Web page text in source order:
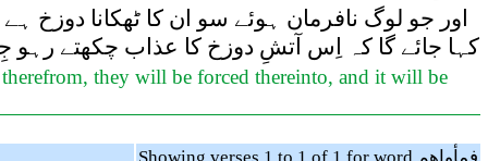
اور جو لوگ نافرمان ہوئے سو ان کا ٹھکانا دوزخ
کہا جائے گا کہ اِس آتشِ دوزخ کا عذاب چکھتے رہو
they will be forced thereinto, and it will be